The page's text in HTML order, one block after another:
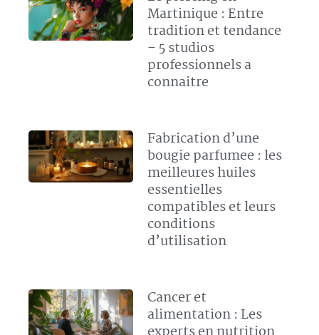
Martinique : Entre
tradition et tendance
– 5 studios
professionnels a
connaitre
Fabrication d’une
bougie parfumee : les
meilleures huiles
essentielles
compatibles et leurs
conditions
d’utilisation
Cancer et
alimentation : Les